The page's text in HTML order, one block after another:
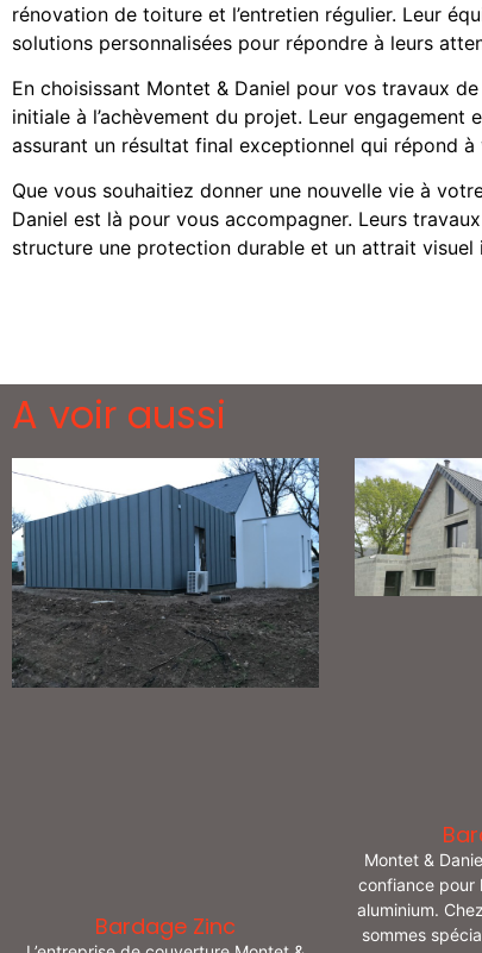
rénovation de toiture et l’entretien régulier. Leur
solutions personnalisées pour répondre à leurs
En choisissant Montet & Daniel pour vos travaux
initiale à l’achèvement du projet. Leur
assurant un résultat final exceptionnel qui répond à
Que vous souhaitiez donner une nouvelle vie à
Daniel est là pour vous accompagner. Leurs
structure une protection durable et un attrait visuel
A voir aussi
Bardage Zinc
Montet &
confiance pour
aluminium.
sommes